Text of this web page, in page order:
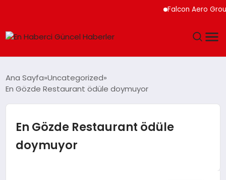
Falcon Aero Group,
SAĞLIK
TEKNOLOJI
Ana Sayfa Uncategorized
En Gözde Restaurant ödüle doymuyor
En Gözde Restaurant ödüle
doymuyor